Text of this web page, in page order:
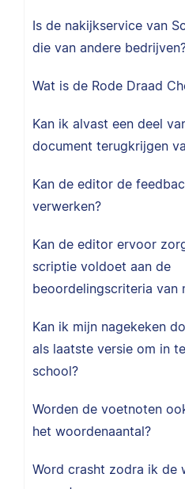
Is de nakijkservice van
die van andere
Wat is de Rode Draad
Kan ik alvast een deel
document terugkrijgen
Kan de editor de
verwerken?
Kan de editor ervoor
scriptie voldoet aan de
beoordelingscriteria van
Kan ik mijn nagekeken
als laatste versie om in
school?
Worden de voetnoten
het woordenaantal?
Word crasht zodra ik de